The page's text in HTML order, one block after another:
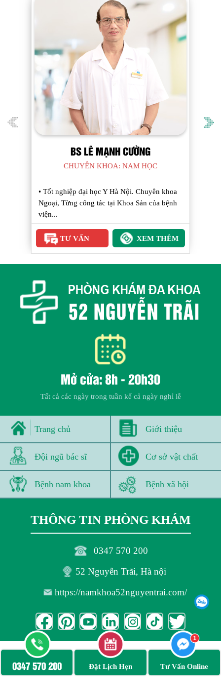
THẠC SĨ NGUYỄN BÁ DƯƠNG
CHUYÊN KHOA: PHỤ SẢN CẤP I
• Tốt nghiệp Đại học Y khoa Thái Bình, Thầy
thuốc ưu tú, Thạc sĩ, Bác sĩ chuyên khoa II
–...
TƯ VẤN XEM THÊM
Mở cửa: 8h - 20h30
Tất cả các ngày trong tuần kể cả ngày nghỉ lễ
Trang chủ Giới thiệu
Đội ngũ bác sĩ Cơ sở vật chất
Bệnh nam khoa Bệnh xã hội
THÔNG TIN PHÒNG KHÁM
0347 570 200
52 Nguyễn Trãi, Hà nội
https://namkhoa52nguyentrai.com/
Bản quyền thuộc Phòng khám Nam Khoa 52 Nguyễn Trãi
0347 570 200 Đặt Lịch Hẹn Tư Vấn Online